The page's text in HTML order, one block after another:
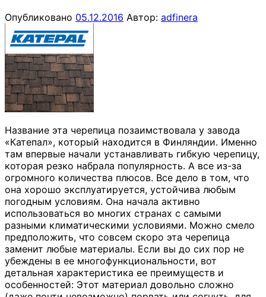
Опубликовано 05.12.2016 Автор: adfinera
Название эта черепица позаимствовала у завода
«Катепал», который находится в Финляндии. Именно
там впервые начали устанавливать гибкую черепицу,
которая резко набрала популярность. А все из-за
огромного количества плюсов. Все дело в том, что
она хорошо эксплуатируется, устойчива любым
погодным условиям. Она начала активно
использоваться во многих странах с самыми
разными климатическими условиями. Можно смело
предположить, что совсем скоро эта черепица
заменит любые материалы. Если вы до сих пор не
убеждены в ее многофункциональности, вот
детальная характеристика ее преимуществ и
особенностей: Этот материал довольно сложно